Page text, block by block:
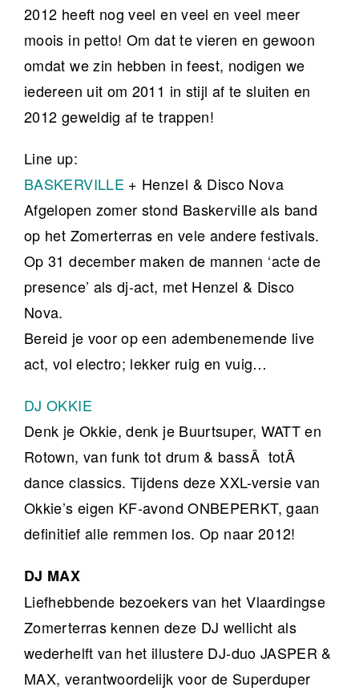
2012 heeft nog veel en veel en veel meer
moois in petto! Om dat te vieren en gewoon
omdat we zin hebben in feest, nodigen we
iedereen uit om 2011 in stijl af te sluiten en
2012 geweldig af te trappen!
Line up:
BASKERVILLE + Henzel & Disco Nova
Afgelopen zomer stond Baskerville als band
op het Zomerterras en vele andere festivals.
Op 31 december maken de mannen ‘acte de
presence’ als dj-act, met Henzel & Disco
Nova.
Bereid je voor op een adembenemende live
act, vol electro; lekker ruig en vuig…
DJ OKKIE
Denk je Okkie, denk je Buurtsuper, WATT en
Rotown, van funk tot drum & bassÂ totÂ
dance classics. Tijdens deze XXL-versie van
Okkie’s eigen KF-avond ONBEPERKT, gaan
definitief alle remmen los. Op naar 2012!
DJ MAX
Liefhebbende bezoekers van het Vlaardingse
Zomerterras kennen deze DJ wellicht als
wederhelft van het illustere DJ-duo JASPER &
MAX, verantwoordelijk voor de Superduper